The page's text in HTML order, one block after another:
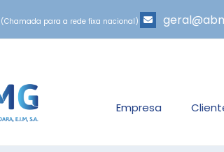
(Chamada para a rede fixa nacional)
Empresa